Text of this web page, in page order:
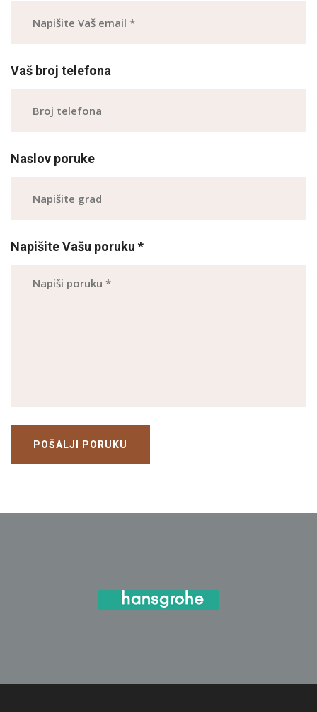
Vaš broj telefona
Naslov poruke
Napišite Vašu poruku *
POŠALJI PORUKU